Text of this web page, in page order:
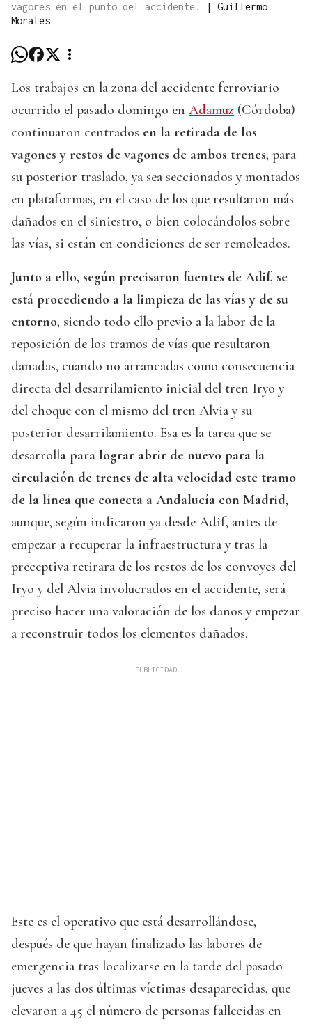
vagores en el punto del accidente.
| Guillermo
Morales
Los trabajos en la zona del accidente ferroviario
ocurrido el pasado domingo en Adamuz (Córdoba)
continuaron centrados en la retirada de los
vagones y restos de vagones de ambos trenes, para
su posterior traslado, ya sea seccionados y montados
en plataformas, en el caso de los que resultaron más
dañados en el siniestro, o bien colocándolos sobre
las vías, si están en condiciones de ser remolcados.
Junto a ello, según precisaron fuentes de Adif, se
está procediendo a la limpieza de las vías y de su
entorno, siendo todo ello previo a la labor de la
reposición de los tramos de vías que resultaron
dañadas, cuando no arrancadas como consecuencia
directa del desarrilamiento inicial del tren Iryo y
del choque con el mismo del tren Alvia y su
posterior desarrilamiento. Esa es la tarea que se
desarrolla para lograr abrir de nuevo para la
circulación de trenes de alta velocidad este tramo
de la línea que conecta a Andalucía con Madrid,
aunque, según indicaron ya desde Adif, antes de
empezar a recuperar la infraestructura y tras la
preceptiva retirara de los restos de los convoyes del
Iryo y del Alvia involucrados en el accidente, será
preciso hacer una valoración de los daños y empezar
a reconstruir todos los elementos dañados.
Este es el operativo que está desarrollándose,
después de que hayan finalizado las labores de
emergencia tras localizarse en la tarde del pasado
jueves a las dos últimas víctimas desaparecidas, que
elevaron a 45 el número de personas fallecidas en